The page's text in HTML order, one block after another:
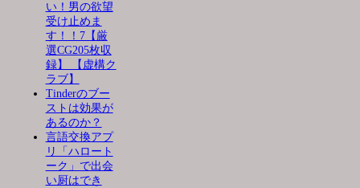
い！男の欲望
受け止めま
す！！7【厳
選CG205枚収
録】 【虚構ク
ラブ】
Tinderのブー
ストは効果が
あるのか？
言語交換アプ
リ「ハロート
ーク」で出会
い厨はでき